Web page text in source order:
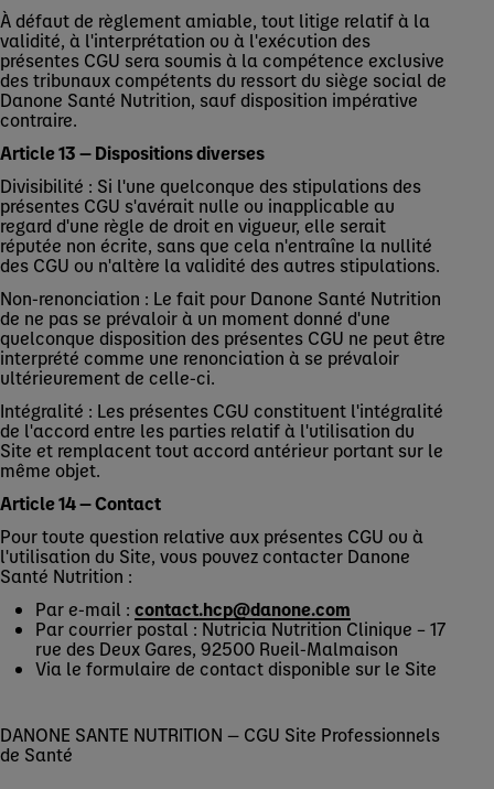
À défaut de règlement amiable, tout litige relatif à la
validité, à l'interprétation ou à l'exécution des
présentes CGU sera soumis à la compétence exclusive
des tribunaux compétents du ressort du siège social de
Danone Santé Nutrition, sauf disposition impérative
contraire.
Article 13 — Dispositions diverses
Divisibilité : Si l'une quelconque des stipulations des
présentes CGU s'avérait nulle ou inapplicable au
regard d'une règle de droit en vigueur, elle serait
réputée non écrite, sans que cela n'entraîne la nullité
des CGU ou n'altère la validité des autres stipulations.
Non-renonciation : Le fait pour Danone Santé Nutrition
de ne pas se prévaloir à un moment donné d'une
quelconque disposition des présentes CGU ne peut être
interprété comme une renonciation à se prévaloir
ultérieurement de celle-ci.
Intégralité : Les présentes CGU constituent l'intégralité
de l'accord entre les parties relatif à l'utilisation du
Site et remplacent tout accord antérieur portant sur le
même objet.
Article 14 — Contact
Pour toute question relative aux présentes CGU ou à
l'utilisation du Site, vous pouvez contacter Danone
Santé Nutrition :
Par e-mail : contact.hcp@danone.com
Par courrier postal : Nutricia Nutrition Clinique – 17
rue des Deux Gares, 92500 Rueil-Malmaison
Via le formulaire de contact disponible sur le Site
DANONE SANTE NUTRITION — CGU Site Professionnels
de Santé